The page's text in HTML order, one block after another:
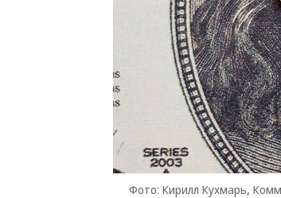
Фото: Кирилл Кухмарь,